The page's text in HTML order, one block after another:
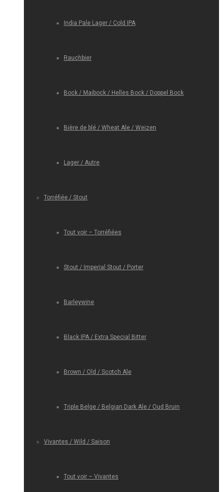
India Pale Lager / Cold IPA
Rauchbier
Bock / Maibock / Helles Bock / Doppel Bock
Bière de blé / Wheat Ale / Weizen
Lager / Autre
Torréfiée / Stout
Tout voir – Torréfiées
Stout / Imperial Stout / Porter
Barleywine
Black IPA / Extra Special Bitter
Brown / Old / Scotch Ale
Triple Belge / Belgian Dark Ale / Oud Bruin
Vivantes / Wild / Saison
Tout voir – Vivantes